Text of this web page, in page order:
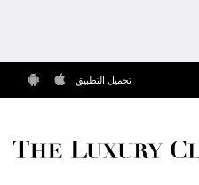
تحميل التطبيق